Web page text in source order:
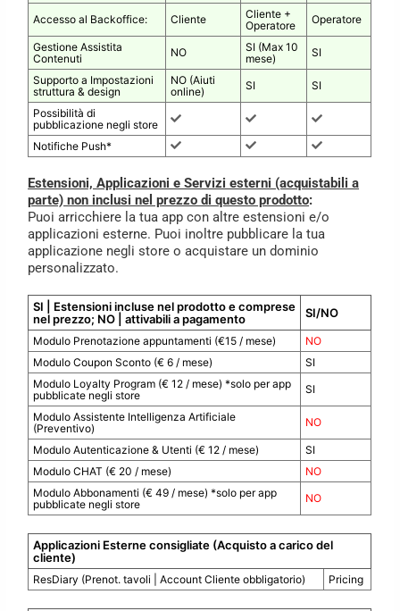
Accesso al Backoffice:
Cliente
Cliente +
Operatore
Operatore
Gestione Assistita
Contenuti
NO
SI (Max 10
mese)
SI
Supporto a Impostazioni
struttura & design
NO (Aiuti
online)
SI SI
Possibilità di
pubblicazione negli store
Notifiche Push*
Estensioni, Applicazioni e Servizi esterni (acquistabili a
parte) non inclusi nel prezzo di questo prodotto:
Puoi arricchiere la tua app con altre estensioni e/o
applicazioni esterne. Puoi inoltre pubblicare la tua
applicazione negli store o acquistare un dominio
personalizzato.
SI | Estensioni incluse nel prodotto e comprese
nel prezzo; NO | attivabili a pagamento
SI/NO
Modulo Prenotazione appuntamenti (€15 / mese)
NO
Modulo Coupon Sconto (€ 6 / mese)
SI
Modulo Loyalty Program (€ 12 / mese) *solo per app
pubblicate negli store
SI
Modulo Assistente Intelligenza Artificiale
(Preventivo)
NO
Modulo Autenticazione & Utenti (€ 12 / mese)
SI
Modulo CHAT (€ 20 / mese)
NO
Modulo Abbonamenti (€ 49 / mese) *solo per app
pubblicate negli store
NO
Applicazioni Esterne consigliate (Acquisto a carico del
cliente)
ResDiary (Prenot. tavoli | Account Cliente obbligatorio) Pricing